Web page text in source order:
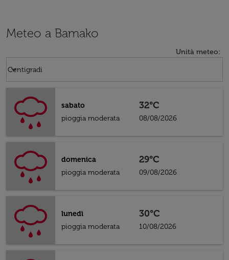
Meteo a Bamako
Unità meteo:
Centigradi
keyboard_arrow_down
sabato
pioggia moderata
32°C
08/08/2026
domenica
pioggia moderata
29°C
09/08/2026
lunedì
pioggia moderata
30°C
10/08/2026